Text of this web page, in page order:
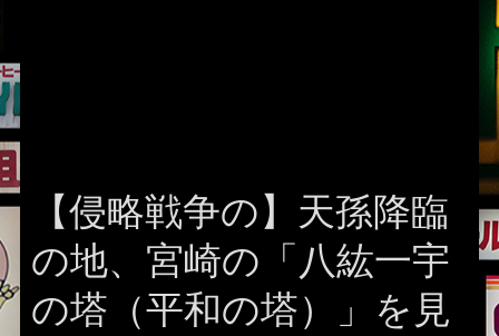
【侵略戦争の】天孫降臨
の地、宮崎の「八紘一宇
の塔（平和の塔）」を見